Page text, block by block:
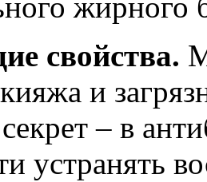
жирного
свойства.
и
– в
устранять